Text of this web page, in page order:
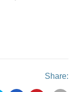
Share: